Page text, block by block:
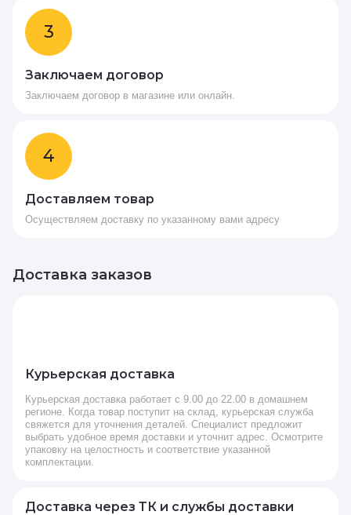
3
Заключаем договор
Заключаем договор в магазине или онлайн.
4
Доставляем товар
Осуществляем доставку по указанному вами адресу
Доставка заказов
Курьерская доставка
Курьерская доставка работает с 9.00 до 22.00 в домашнем
регионе. Когда товар поступит на склад, курьерская служба
свяжется для уточнения деталей. Специалист предложит
выбрать удобное время доставки и уточнит адрес. Осмотрите
упаковку на целостность и соответствие указанной
комплектации.
Доставка через ТК и службы доставки